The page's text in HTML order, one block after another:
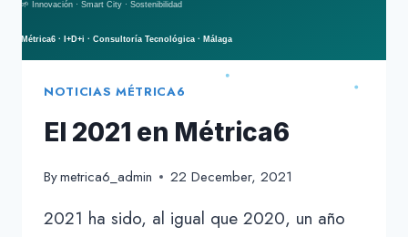
NOTICIAS MÉTRICA6
El 2021 en Métrica6
Bymetrica6_admin 22 December, 2021
2021 ha sido, al igual que 2020, un año